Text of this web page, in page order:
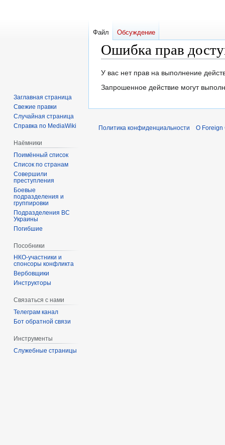
Ошибка прав
Перейти
к
Перейти
к
У вас нет прав на выполнение
Запрошенное действие могут
Файл Обсуждение
Заглавная страница
Свежие правки
Случайная страница
Справка по MediaWiki
Наёмники
Поимённый список
Список по странам
Совершили
преступления
Боевые
подразделения и
группировки
Подразделения ВС
Украины
Погибшие
Пособники
спонсоры конфликта
‏‎Вербовщики
Инструкторы
Связаться с нами
Телеграм канал
Бот обратной связи
Инструменты
Служебные страницы
Политика конфиденциальности О Foreign